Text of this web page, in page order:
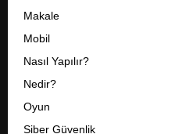
Makale
Mobil
Nasıl Yapılır?
Nedir?
Oyun
Siber Güvenlik